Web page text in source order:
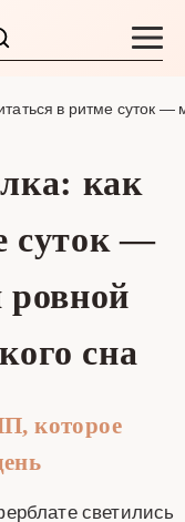
в ритме суток
как
суток —
сна
которое
светились